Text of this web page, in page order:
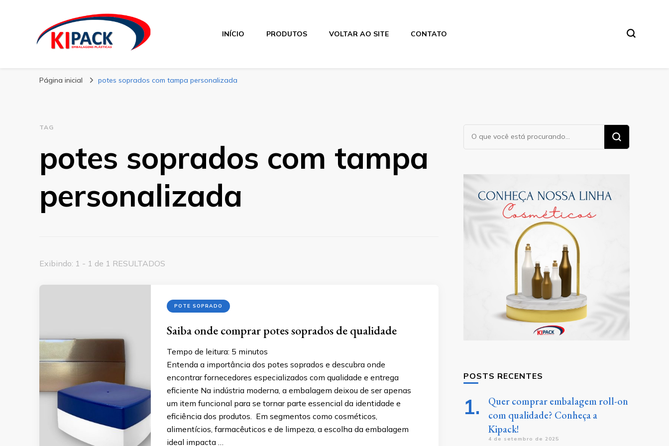
Kipack
INÍCIO PRODUTOS VOLTAR AO SITE CONTATO
Página inicial potes soprados com tampa personalizada
TAG
potes soprados com tampa
personalizada
Exibindo: 1 - 1 de 1 RESULTADOS
POTE SOPRADO
Saiba onde comprar potes soprados de qualidade
Tempo de leitura: 5 minutos
Entenda a importância dos potes soprados e descubra onde
encontrar fornecedores especializados com qualidade e entrega
eficiente Na indústria moderna, a embalagem deixou de ser apenas
um item funcional para se tornar parte essencial da identidade e
eficiência dos produtos. Em segmentos como cosméticos,
alimentícios, farmacêuticos e de limpeza, a escolha da embalagem
ideal impacta …
Procurando
algo?
POSTS RECENTES
Quer comprar embalagem roll-on
com qualidade? Conheça a
Kipack!
4 de setembro de 2025